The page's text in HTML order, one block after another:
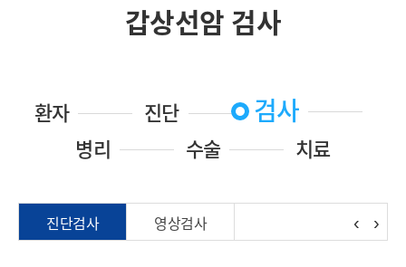
가
기
갑상선암 검사
환자 진단 검사
병리 수술 치료
진단검사 영상검사 ‹ ›